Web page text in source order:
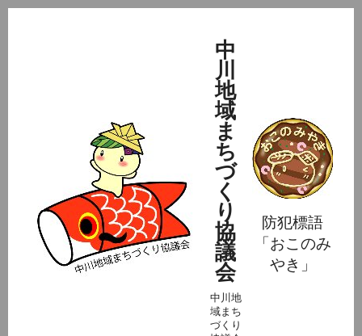
中
川
地
域
ま
ち
づ
く
り
協
議
会
中川地
域まち
づくり
防犯標語
「おこのみ
やき」